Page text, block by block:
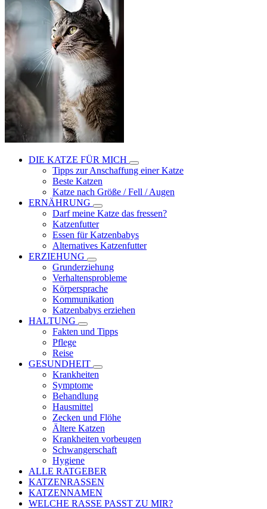
DIE KATZE FÜR MICH
Tipps zur Anschaffung einer Katze
Beste Katzen
Katze nach Größe / Fell / Augen
ERNÄHRUNG
Darf meine Katze das fressen?
Katzenfutter
Essen für Katzenbabys
Alternatives Katzenfutter
ERZIEHUNG
Grunderziehung
Verhaltensprobleme
Körpersprache
Kommunikation
Katzenbabys erziehen
HALTUNG
Fakten und Tipps
Pflege
Reise
GESUNDHEIT
Krankheiten
Symptome
Behandlung
Hausmittel
Zecken und Flöhe
Ältere Katzen
Krankheiten vorbeugen
Schwangerschaft
Hygiene
ALLE RATGEBER
KATZENRASSEN
KATZENNAMEN
WELCHE RASSE PASST ZU MIR?